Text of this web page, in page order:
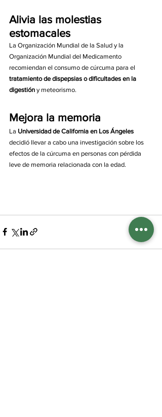
Alivia las molestias
estomacales
La Organización Mundial de la Salud y la
Organización Mundial del Medicamento
recomiendan el consumo de cúrcuma para el
tratamiento de dispepsias o dificultades en la
digestión y meteorismo.
Mejora la memoria
La Universidad de California en Los Ángeles
decidió llevar a cabo una investigación sobre los
efectos de la cúrcuma en personas con pérdida
leve de memoria relacionada con la edad.